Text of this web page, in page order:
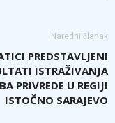
Naredni članak
PREDSTAVLJENI
ISTRAŽIVANJA
PRIVREDE U REGIJI
ISTOČNO SARAJEVO